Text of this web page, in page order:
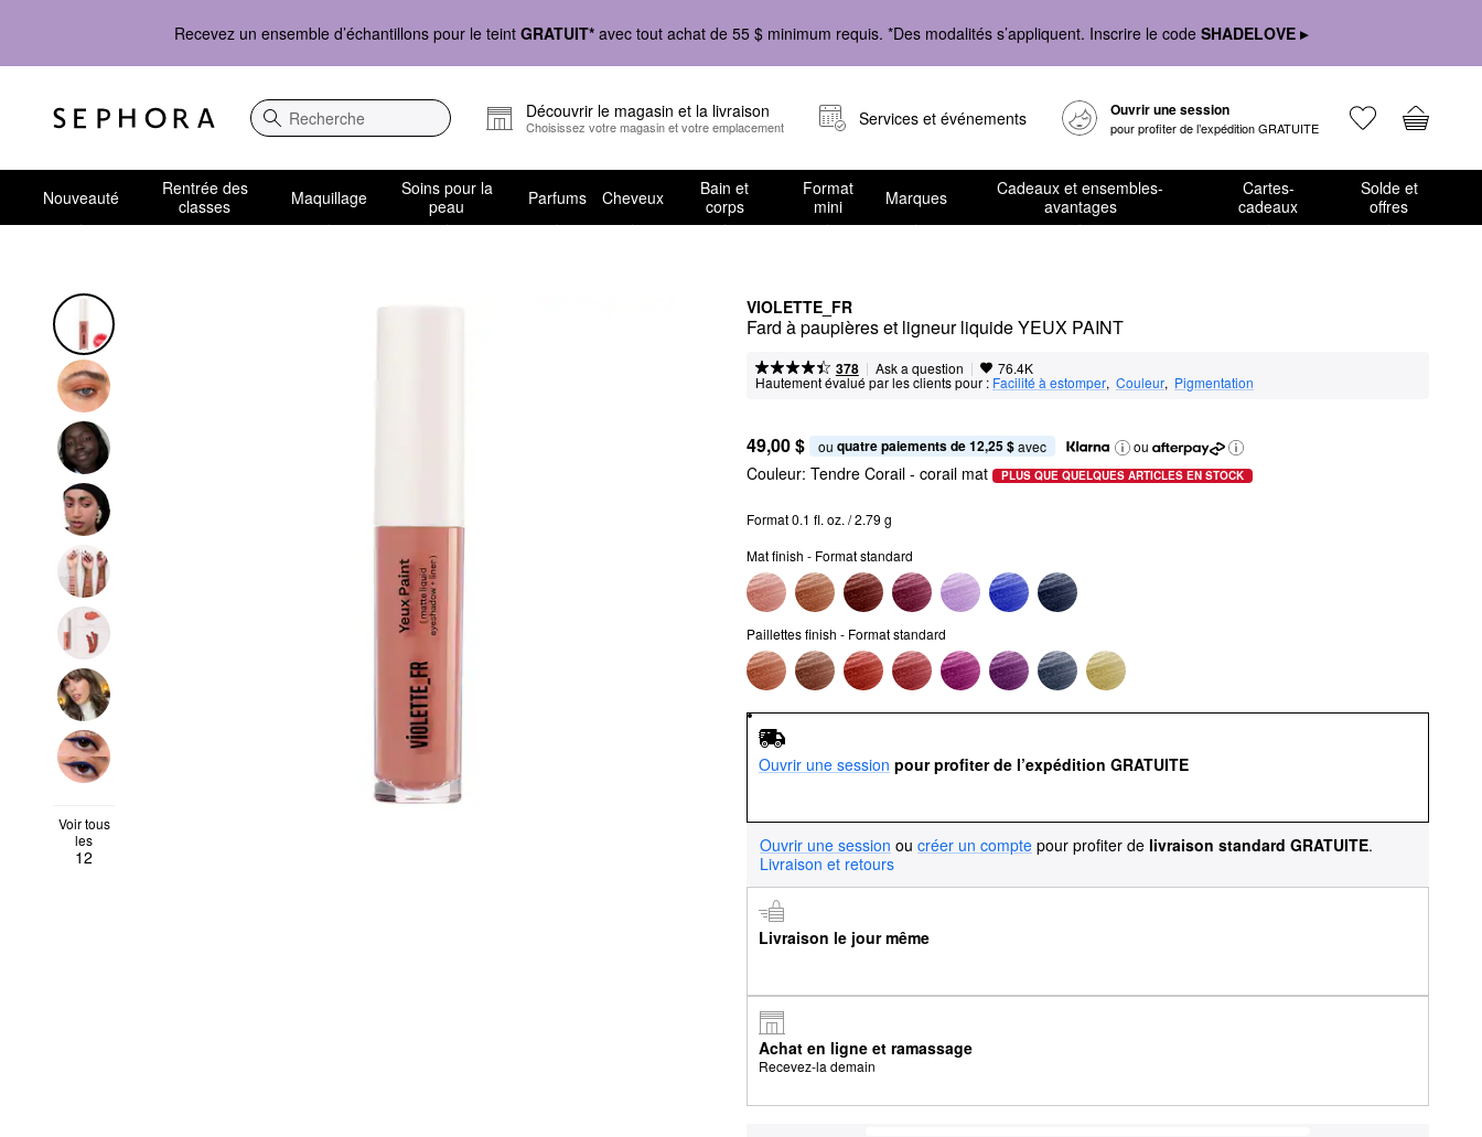
Recevez un ensemble d’échantillons pour le teint GRATUIT* avec tout achat de 55 $ minimum requis. *Des modalités s’appliquent. Inscrire le code SHADELOVE ▸
Recherche
Découvrir le magasin et la livraison
Choisissez votre magasin et votre emplacement Services et événements Ouvrir une session
pour profiter de l’expédition GRATUITE
Nouveauté
Rentrée des
classes
Maquillage
Soins pour la
peau
Parfums Cheveux
Bain et
corps
Format
mini
Marques
Cadeaux et ensembles-
avantages
Cartes-
cadeaux
Solde et
offres
VIOLETTE_FR
Fard à paupières et ligneur liquide YEUX PAINT
378 | Ask a question | 76.4K
Hautement évalué par les clients pour : Facilité à estomper, Couleur, Pigmentation
Voir tous
les
12
49,00 $ ou quatre paiements de 12,25 $ avec ou
Couleur: Tendre Corail - corail mat PLUS QUE QUELQUES ARTICLES EN STOCK
Format 0.1 fl. oz. / 2.79 g
Mat finish - Format standard
Paillettes finish - Format standard
Ouvrir une session pour profiter de l’expédition GRATUITE
Ouvrir une session ou créer un compte pour profiter de livraison standard GRATUITE.
Livraison et retours
Livraison le jour même
Achat en ligne et ramassage
Recevez-la demain